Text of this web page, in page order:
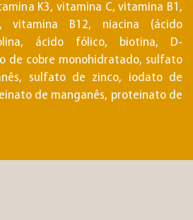
K3, vitamina C, vitamina B1,
vitamina B12, niacina (ácido
ácido fólico, biotina, D-
de cobre monohidratado, sulfato
sulfato de zinco, iodato de
de manganês, proteinato de